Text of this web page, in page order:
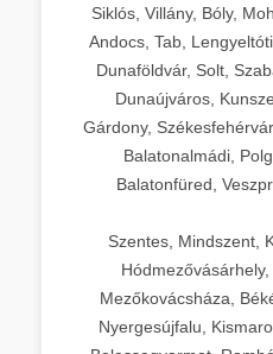
Siklós, Villány, Bóly,
Andocs, Tab,
Dunaföldvár, Solt,
Dunaújváros,
Gárdony,
Balatonalmádi,
Balatonfüred,
Szentes, Mindszent,
Mezőkovácsháza,
Nyergesújfalu,